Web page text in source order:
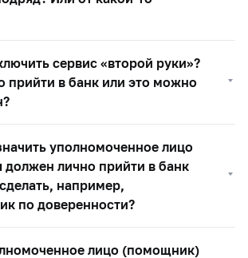
сервис «второй руки»?
прийти в банк или это можно
уполномоченное лицо
лично прийти в банк
например,
по доверенности?
лицо (помощник)